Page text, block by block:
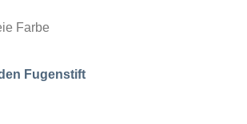
Farbe
Fugenstift